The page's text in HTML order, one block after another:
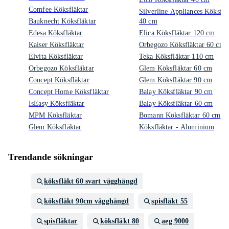
Comfee Köksfläktar
Bauknecht Köksfläktar
Edesa Köksfläktar
Kaiser Köksfläktar
Elvita Köksfläktar
Orbegozo Köksfläktar
Concept Köksfläktar
Concept Home Köksfläktar
IsEasy Köksfläktar
MPM Köksfläktar
Glem Köksfläktar
Silverline Appliances
40 cm
Elica Köksfläktar 120 cm
Orbegozo Köksfläktar 60 cm
Teka Köksfläktar 110 cm
Glem Köksfläktar 60 cm
Glem Köksfläktar 90 cm
Balay Köksfläktar 90 cm
Balay Köksfläktar 60 cm
Bomann Köksfläktar 60 cm
Köksfläktar - Aluminium
Trendande sökningar
köksfläkt 60 svart vägghängd
köksfläkt 90cm vägghängd spisfläkt 55
spisfläktar köksfläkt 80 aeg 9000